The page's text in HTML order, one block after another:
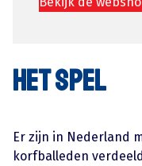
Het spel
Er zijn in Nederland
korfballeden